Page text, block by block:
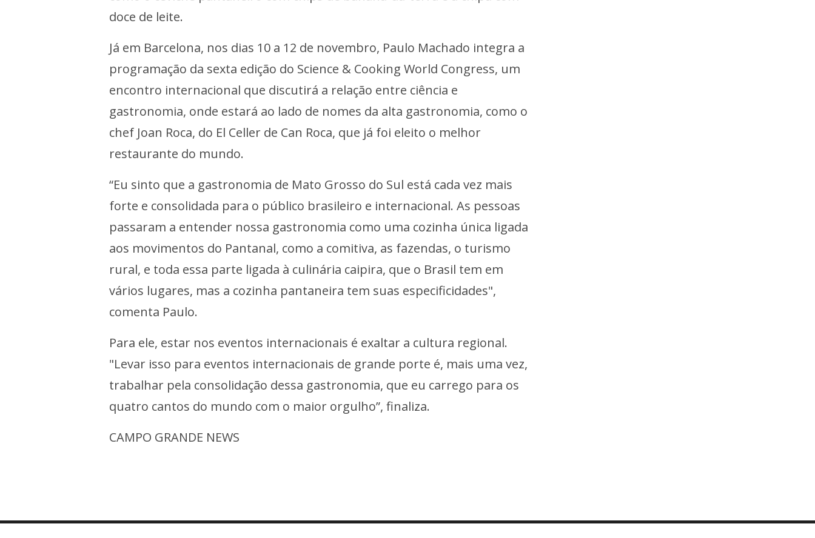
doce de leite.
Já em Barcelona, nos dias 10 a 12 de novembro, Paulo Machado integra a
programação da sexta edição do Science & Cooking World Congress, um
encontro internacional que discutirá a relação entre ciência e
gastronomia, onde estará ao lado de nomes da alta gastronomia, como o
chef Joan Roca, do El Celler de Can Roca, que já foi eleito o melhor
restaurante do mundo.
“Eu sinto que a gastronomia de Mato Grosso do Sul está cada vez mais
forte e consolidada para o público brasileiro e internacional. As pessoas
passaram a entender nossa gastronomia como uma cozinha única ligada
aos movimentos do Pantanal, como a comitiva, as fazendas, o turismo
rural, e toda essa parte ligada à culinária caipira, que o Brasil tem em
vários lugares, mas a cozinha pantaneira tem suas especificidades",
comenta Paulo.
Para ele, estar nos eventos internacionais é exaltar a cultura regional.
"Levar isso para eventos internacionais de grande porte é, mais uma vez,
trabalhar pela consolidação dessa gastronomia, que eu carrego para os
quatro cantos do mundo com o maior orgulho”, finaliza.
CAMPO GRANDE NEWS